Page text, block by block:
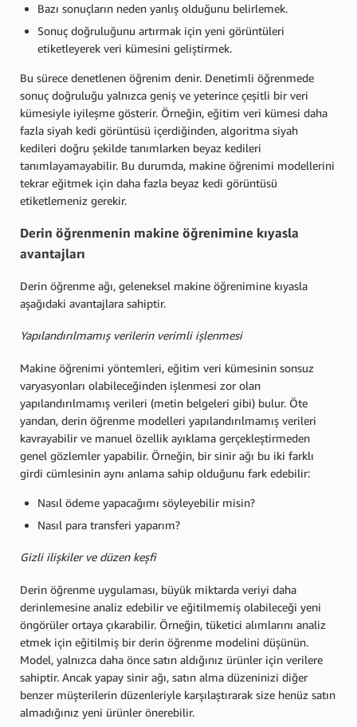
Bazı sonuçların neden yanlış olduğunu belirlemek.
Sonuç doğruluğunu artırmak için yeni görüntüleri
etiketleyerek veri kümesini geliştirmek.
Bu sürece denetlenen öğrenim denir. Denetimli öğrenmede
sonuç doğruluğu yalnızca geniş ve yeterince çeşitli bir veri
kümesiyle iyileşme gösterir. Örneğin, eğitim veri kümesi daha
fazla siyah kedi görüntüsü içerdiğinden, algoritma siyah
kedileri doğru şekilde tanımlarken beyaz kedileri
tanımlayamayabilir. Bu durumda, makine öğrenimi modellerini
tekrar eğitmek için daha fazla beyaz kedi görüntüsü
etiketlemeniz gerekir.
Derin öğrenmenin makine öğrenimine kıyasla
avantajları
Derin öğrenme ağı, geleneksel makine öğrenimine kıyasla
aşağıdaki avantajlara sahiptir.
Yapılandırılmamış verilerin verimli işlenmesi
Makine öğrenimi yöntemleri, eğitim veri kümesinin sonsuz
varyasyonları olabileceğinden işlenmesi zor olan
yapılandırılmamış verileri (metin belgeleri gibi) bulur. Öte
yandan, derin öğrenme modelleri yapılandırılmamış verileri
kavrayabilir ve manuel özellik ayıklama gerçekleştirmeden
genel gözlemler yapabilir. Örneğin, bir sinir ağı bu iki farklı
girdi cümlesinin aynı anlama sahip olduğunu fark edebilir:
Nasıl ödeme yapacağımı söyleyebilir misin?
Nasıl para transferi yaparım?
Gizli ilişkiler ve düzen keşfi
Derin öğrenme uygulaması, büyük miktarda veriyi daha
derinlemesine analiz edebilir ve eğitilmemiş olabileceği yeni
öngörüler ortaya çıkarabilir. Örneğin, tüketici alımlarını analiz
etmek için eğitilmiş bir derin öğrenme modelini düşünün.
Model, yalnızca daha önce satın aldığınız ürünler için verilere
sahiptir. Ancak yapay sinir ağı, satın alma düzeninizi diğer
benzer müşterilerin düzenleriyle karşılaştırarak size henüz satın
almadığınız yeni ürünler önerebilir.